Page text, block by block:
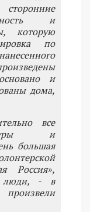
и
которую
по
и
дома,
все
и
большая
Россия»,
люди, - в